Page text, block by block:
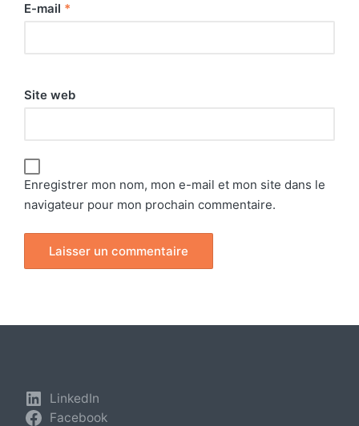
E-mail *
Site web
Enregistrer mon nom, mon e-mail et mon site dans le
navigateur pour mon prochain commentaire.
LinkedIn
Facebook